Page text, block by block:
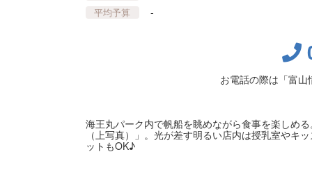
平均予算 -
お電話の際は「富
海王丸パーク内で帆船を眺めながら食事を楽しめ
（上写真）」。光が差す明るい店内は授乳室やキ
ットもOK♪